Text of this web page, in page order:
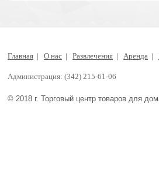
Администрация: (342) 215-61-06
© 2018 г. Торговый центр товаров для
Главная | О нас | Развлечения | Аренда |